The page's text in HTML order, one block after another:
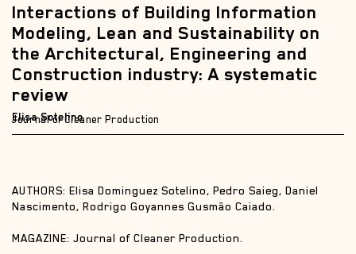
Interactions of Building Information
Modeling, Lean and Sustainability on
the Architectural, Engineering and
Construction industry: A systematic
review
Journal of Cleaner Production
Elisa Sotelino
AUTHORS: Elisa Dominguez Sotelino, Pedro Saieg, Daniel
Nascimento, Rodrigo Goyannes Gusmão Caiado.
MAGAZINE: Journal of Cleaner Production.